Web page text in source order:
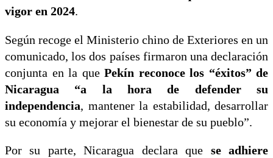
vigor en 2024.
Según recoge el Ministerio chino de Exteriores en un
comunicado, los dos países firmaron una declaración
conjunta en la que Pekín reconoce los “éxitos” de
Nicaragua “a la hora de defender su
independencia, mantener la estabilidad, desarrollar
su economía y mejorar el bienestar de su pueblo”.
Por su parte, Nicaragua declara que se adhiere